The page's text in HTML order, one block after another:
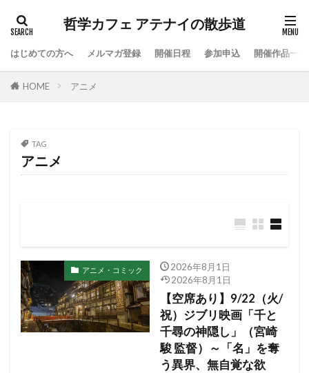
哲学カフェ アテナイの散歩道
はじめての方へ メルマガ登録 開催日程 参加申込 開催作品一覧
HOME アニメ
TAG
アニメ
アニメ・コミック
2026年8月1日
2026年8月1日
【空席あり】9/22（火/
祝）ジブリ映画「千と
千尋の神隠し」（宮崎
駿 監督）～「名」を奪
う異界、無自覚な欲